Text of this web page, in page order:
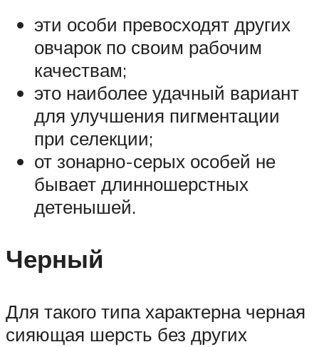
эти особи превосходят других
овчарок по своим рабочим
качествам;
это наиболее удачный вариант
для улучшения пигментации
при селекции;
от зонарно-серых особей не
бывает длинношерстных
детенышей.
Черный
Для такого типа характерна черная
сияющая шерсть без других